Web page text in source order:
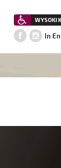
WYSOKI
In